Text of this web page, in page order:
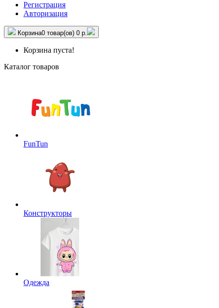
Регистрация
Авторизация
Корзина0 товар(ов) 0 р.
Корзина пуста!
Каталог товаров
FunTun
Конструкторы
Одежда